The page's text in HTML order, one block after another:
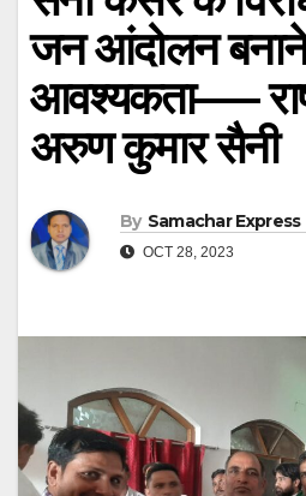
जन आंदोलन
आवश्यकता—–
अरुण कुमार सैनी
By Samachar Express
OCT 28, 2023